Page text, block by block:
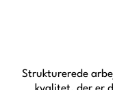
Strukturerede